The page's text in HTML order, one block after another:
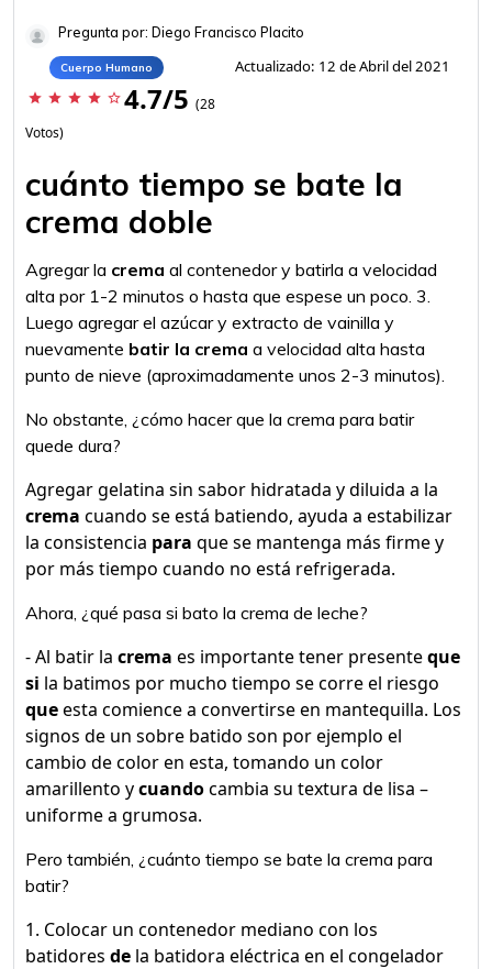
Pregunta por: Diego Francisco Placito
Cuerpo Humano Actualizado: 12 de Abril del 2021
star star star star star_border 4.7/5 (28
Votos)
cuánto tiempo se bate la
crema doble
Agregar la crema al contenedor y batirla a velocidad
alta por 1-2 minutos o hasta que espese un poco. 3.
Luego agregar el azúcar y extracto de vainilla y
nuevamente batir la crema a velocidad alta hasta
punto de nieve (aproximadamente unos 2-3 minutos).
No obstante, ¿cómo hacer que la crema para batir
quede dura?
Agregar gelatina sin sabor hidratada y diluida a la
crema cuando se está batiendo, ayuda a estabilizar
la consistencia para que se mantenga más firme y
por más tiempo cuando no está refrigerada.
Ahora, ¿qué pasa si bato la crema de leche?
- Al batir la crema es importante tener presenteque
si la batimos por mucho tiempo se corre el riesgo
queesta comience a convertirse en mantequilla. Los
signos de un sobre batido son por ejemplo el
cambio de color en esta, tomando un color
amarillento ycuandocambia su textura de lisa –
uniforme a grumosa.
Pero también, ¿cuánto tiempo se bate la crema para
batir?
1. Colocar un contenedor mediano con los
batidores de la batidora eléctrica en el congelador